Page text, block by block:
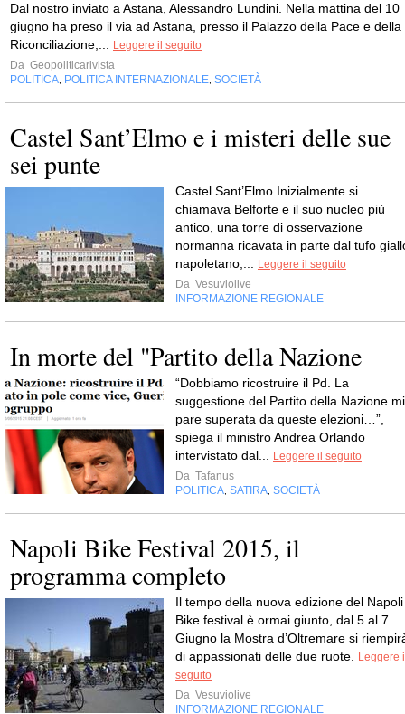
Dal nostro inviato a Astana, Alessandro Lundini. Nella mattina del 10
giugno ha preso il via ad Astana, presso il Palazzo della Pace e della
Riconciliazione,... Leggere il seguito
Da Geopoliticarivista
POLITICA, POLITICA INTERNAZIONALE, SOCIETÀ
Castel Sant’Elmo e i misteri delle sue
sei punte
Castel Sant’Elmo Inizialmente si
chiamava Belforte e il suo nucleo più
antico, una torre di osservazione
normanna ricavata in parte dal tufo
napoletano,... Leggere il seguito
Da Vesuviolive
INFORMAZIONE REGIONALE
In morte del "Partito della Nazione
“Dobbiamo ricostruire il Pd. La
suggestione del Partito della Nazione mi
pare superata da queste elezioni…”,
spiega il ministro Andrea Orlando
intervistato dal... Leggere il seguito
Da Tafanus
POLITICA, SATIRA, SOCIETÀ
Napoli Bike Festival 2015, il
programma completo
Il tempo della nuova edizione del Napoli
Bike festival è ormai giunto, dal 5 al 7
Giugno la Mostra d’Oltremare si
di appassionati delle due ruote. Leggere
seguito
Da Vesuviolive
INFORMAZIONE REGIONALE